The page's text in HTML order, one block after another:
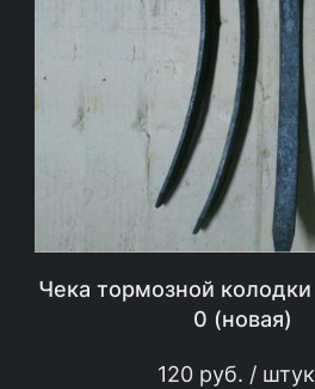
Чека тормозной
0 (новая)
120 руб. /